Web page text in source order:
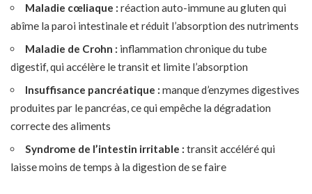
Maladie cœliaque : réaction auto-immune au gluten qui
abîme la paroi intestinale et réduit l’absorption des nutriments
Maladie de Crohn : inflammation chronique du tube
digestif, qui accélère le transit et limite l’absorption
Insuffisance pancréatique : manque d’enzymes digestives
produites par le pancréas, ce qui empêche la dégradation
correcte des aliments
Syndrome de l’intestin irritable : transit accéléré qui
laisse moins de temps à la digestion de se faire